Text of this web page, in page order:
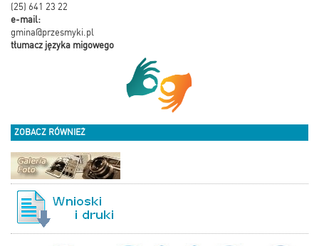
(25) 641 23 22
e-mail:
gmina@przesmyki.pl
tłumacz języka migowego
ZOBACZ RÓWNIEŻ